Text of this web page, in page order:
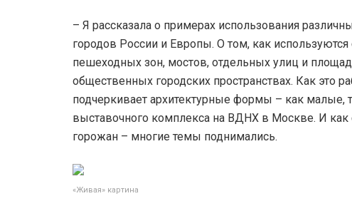
– Я рассказала о примерах использования
городов России и Европы. О том, как
пешеходных зон, мостов, отдельных улиц и
общественных городских пространствах. Как это
подчеркивает архитектурные формы – как малые,
выставочного комплекса на ВДНХ в Москве. И
горожан – многие темы поднимались.
«Живая» картина